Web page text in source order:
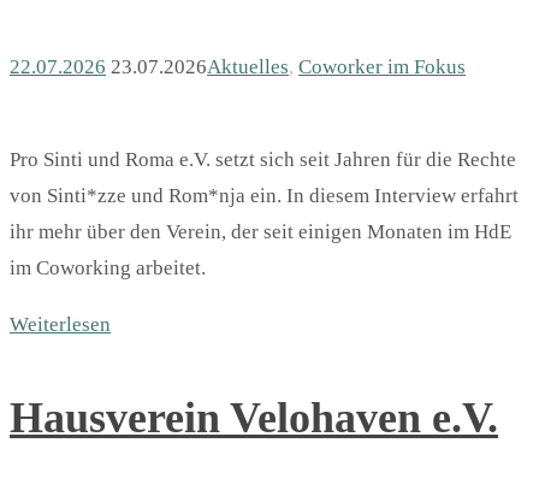
22.07.2026 23.07.2026Aktuelles, Coworker im Fokus
Pro Sinti und Roma e.V. setzt sich seit Jahren für die Rechte
von Sinti*zze und Rom*nja ein. In diesem Interview erfahrt
ihr mehr über den Verein, der seit einigen Monaten im HdE
im Coworking arbeitet.
Weiterlesen
Hausverein Velohaven e.V.